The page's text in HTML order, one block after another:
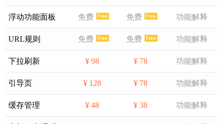
浮动功能面板 免费 免费 功能解释
URL规则 免费 免费 功能解释
下拉刷新 ¥ 98 ¥ 78 功能解释
引导页 ¥ 128 ¥ 78 功能解释
缓存管理 ¥ 48 ¥ 38 功能解释